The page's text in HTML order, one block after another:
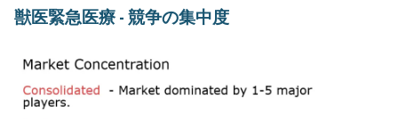
獣医緊急医療 - 競争の集中度